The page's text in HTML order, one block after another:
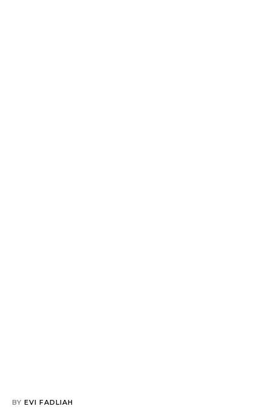
BY EVI FADLIAH